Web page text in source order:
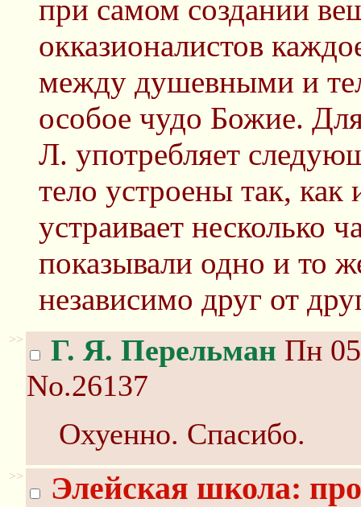
при самом создании
окказионалистов
между душевными и
особое чудо Божие.
Л. употребляет
тело устроены так,
устраивает несколько
показывали одно и то
независимо друг от
>> Г. Я. Перельман Пн
No.26137
Охуенно. Спасибо.
>> Элейская школа: